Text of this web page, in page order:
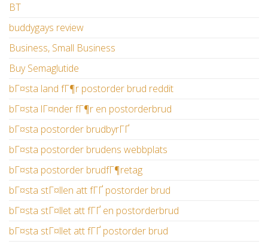
BT
buddygays review
Business, Small Business
Buy Semaglutide
bГ¤sta land fГ¶r postorder brud reddit
bГ¤sta lГ¤nder fГ¶r en postorderbrud
bГ¤sta postorder brudbyrГҐ
bГ¤sta postorder brudens webbplats
bГ¤sta postorder brudfГ¶retag
bГ¤sta stГ¤llen att fГҐ postorder brud
bГ¤sta stГ¤llet att fГҐ en postorderbrud
bГ¤sta stГ¤llet att fГҐ postorder brud